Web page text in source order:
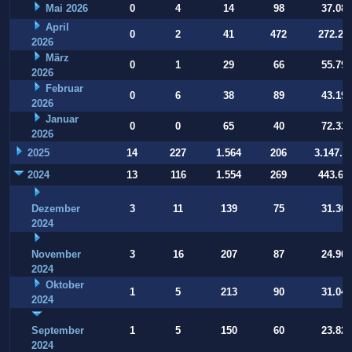
Mai 2026 0 4 14 98
37.084
April
2026
0 2 41 472
März
2026
0 1 29 66
55.794
Februar
2026
0 6 38 89
43.197
Januar
2026
0 0 65 40 72.332
2025 14 227 1.564 206
2024
13 116 1.554 269
Dezember
2024
3 11 139 75 31.364
November
2024
3 16 207 87 24.907
Oktober
2024
1 5 213 90 31.040
September
2024
1 5 150 60 23.821